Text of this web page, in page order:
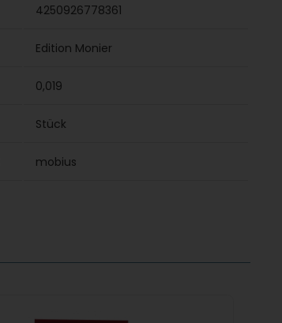
4250926778361
Edition Monier
0,019
Stück
mobius